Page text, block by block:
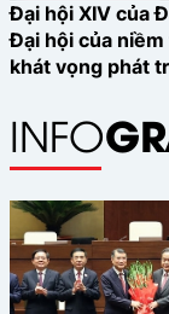
Đại hội XIV của
Đại hội của niềm
khát vọng phát
INFO